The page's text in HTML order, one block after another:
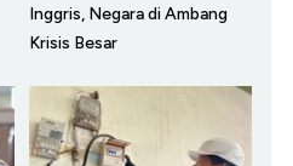
Inggris, Negara di Ambang
Krisis Besar